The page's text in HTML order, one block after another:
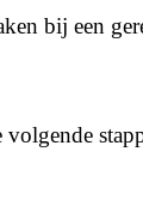
bij een